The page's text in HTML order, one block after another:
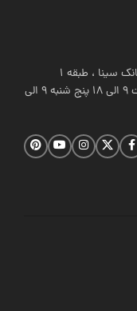
ساعت کاری شیراز: شنبه تا چهارشنبه از ساعت 9 الی 18 پنج شنبه 9 الی